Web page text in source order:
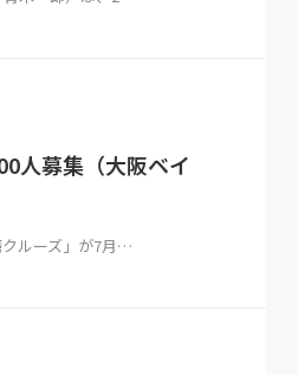
人募集（大阪ベイ
ルーズ」が7月…